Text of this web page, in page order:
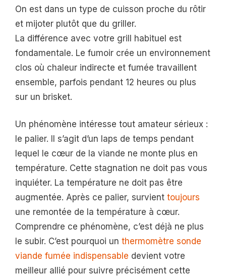
On est dans un type de cuisson proche du rôtir
et mijoter plutôt que du griller.
La différence avec votre grill habituel est
fondamentale. Le fumoir crée un environnement
clos où chaleur indirecte et fumée travaillent
ensemble, parfois pendant 12 heures ou plus
sur un brisket.
Un phénomène intéresse tout amateur sérieux :
le palier. Il s’agit d’un laps de temps pendant
lequel le cœur de la viande ne monte plus en
température. Cette stagnation ne doit pas vous
inquiéter. La température ne doit pas être
augmentée. Après ce palier, survient toujours
une remontée de la température à cœur.
Comprendre ce phénomène, c’est déjà ne plus
le subir. C’est pourquoi un thermomètre sonde
viande fumée indispensable devient votre
meilleur allié pour suivre précisément cette